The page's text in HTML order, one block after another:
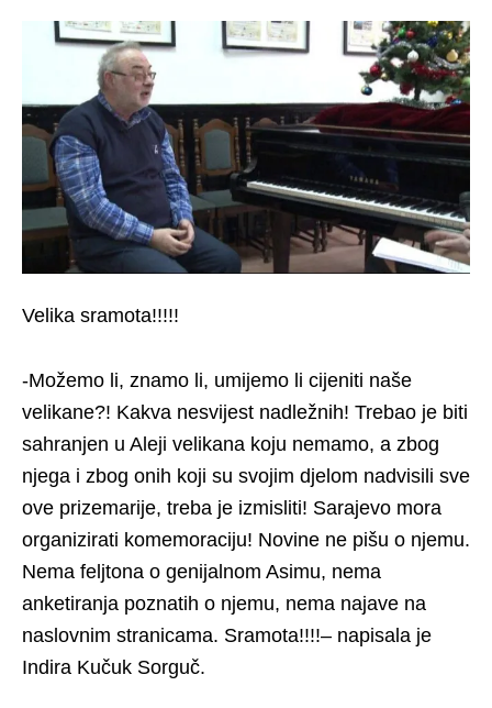
Velika sramota!!!!!
-Možemo li, znamo li, umijemo li cijeniti naše
velikane?! Kakva nesvijest nadležnih! Trebao je biti
sahranjen u Aleji velikana koju nemamo, a zbog
njega i zbog onih koji su svojim djelom nadvisili sve
ove prizemarije, treba je izmisliti! Sarajevo mora
organizirati komemoraciju! Novine ne pišu o njemu.
Nema feljtona o genijalnom Asimu, nema
anketiranja poznatih o njemu, nema najave na
naslovnim stranicama. Sramota!!!!– napisala je
Indira Kučuk Sorguč.